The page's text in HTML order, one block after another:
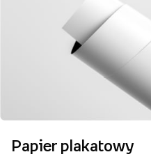
Papier plakatowy